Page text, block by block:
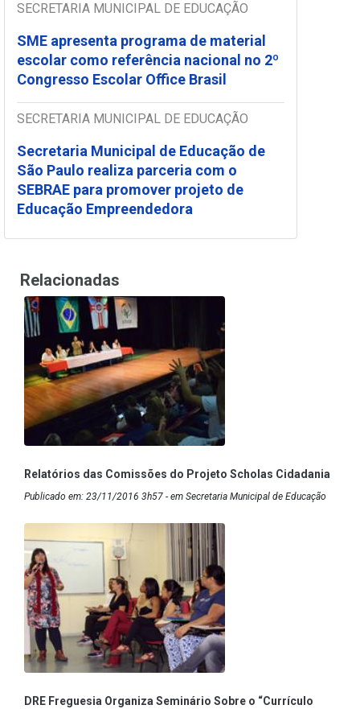
SECRETARIA MUNICIPAL DE EDUCAÇÃO
SME apresenta programa de material
escolar como referência nacional no 2º
Congresso Escolar Office Brasil
SECRETARIA MUNICIPAL DE EDUCAÇÃO
Secretaria Municipal de Educação de
São Paulo realiza parceria com o
SEBRAE para promover projeto de
Educação Empreendedora
Relacionadas
Relatórios das Comissões do Projeto Scholas Cidadania
Publicado em: 23/11/2016 3h57 - em Secretaria Municipal de Educação
DRE Freguesia Organiza Seminário Sobre o “Currículo